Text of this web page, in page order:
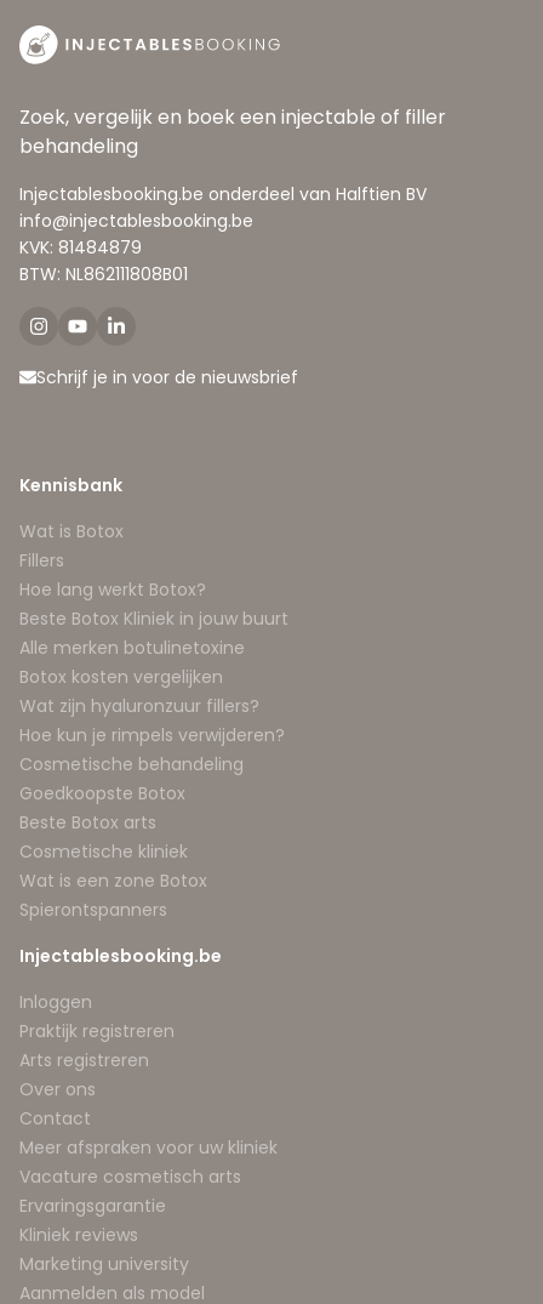
Zoek, vergelijk en boek een injectable of filler
behandeling
Injectablesbooking.be onderdeel van Halftien BV
info@injectablesbooking.be
KVK: 81484879
BTW: NL862111808B01
Schrijf je in voor de nieuwsbrief
Kennisbank
Wat is Botox
Fillers
Hoe lang werkt Botox?
Beste Botox Kliniek in jouw buurt
Alle merken botulinetoxine
Botox kosten vergelijken
Wat zijn hyaluronzuur fillers?
Hoe kun je rimpels verwijderen?
Cosmetische behandeling
Goedkoopste Botox
Beste Botox arts
Cosmetische kliniek
Wat is een zone Botox
Spierontspanners
Injectablesbooking.be
Inloggen
Praktijk registreren
Arts registreren
Over ons
Contact
Meer afspraken voor uw kliniek
Vacature cosmetisch arts
Ervaringsgarantie
Kliniek reviews
Marketing university
Aanmelden als model